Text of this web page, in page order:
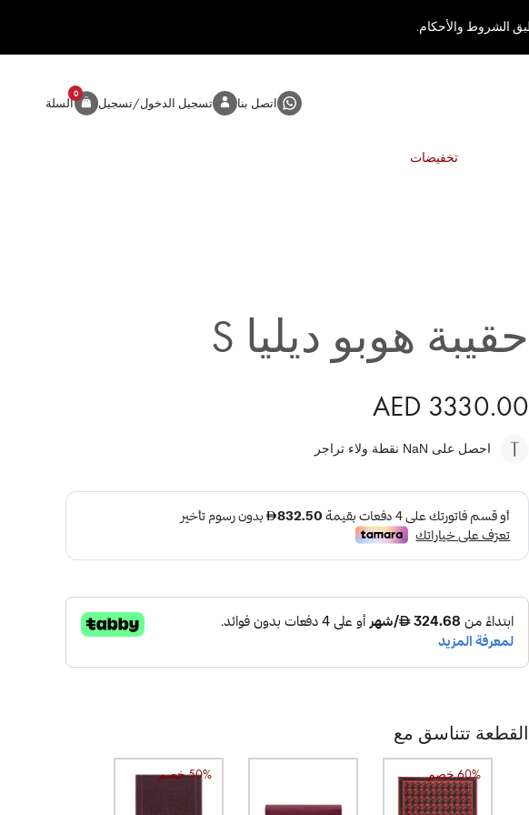
اتصل بنا تسجيل الدخول/تسجيل السلة
0
المنتج
حقيبة هوبو ديليا S
AED 3330.00
احصل على NaN نقطة ولاء تراجر
القطعة تتناسق مع
60% خصم 50% خصم